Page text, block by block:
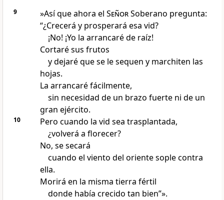
9 »Así que ahora el SeñorSoberano pregunta:
“¿Crecerá y prosperará esa vid?
¡No! ¡Yo la arrancaré de raíz!
Cortaré sus frutos
y dejaré que se le sequen y marchiten las
hojas.
La arrancaré fácilmente,
sin necesidad de un brazo fuerte ni de un
gran ejército.
10
Pero cuando la vid sea trasplantada,
¿volverá a florecer?
No, se secará
cuando el viento del oriente sople contra
ella.
Morirá en la misma tierra fértil
donde había crecido tan bien”».